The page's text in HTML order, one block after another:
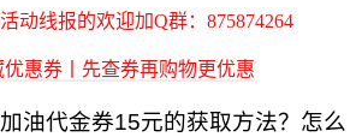
动线报的欢迎加Q群：875874264
惠券丨先查券再购物更优惠
油代金券15元的获取方法？怎么